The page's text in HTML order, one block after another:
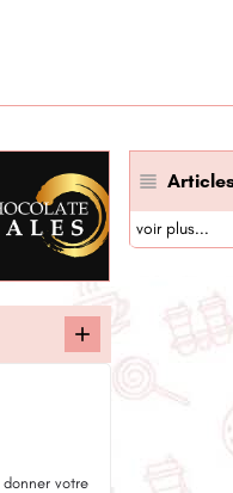
voir plus...
votre